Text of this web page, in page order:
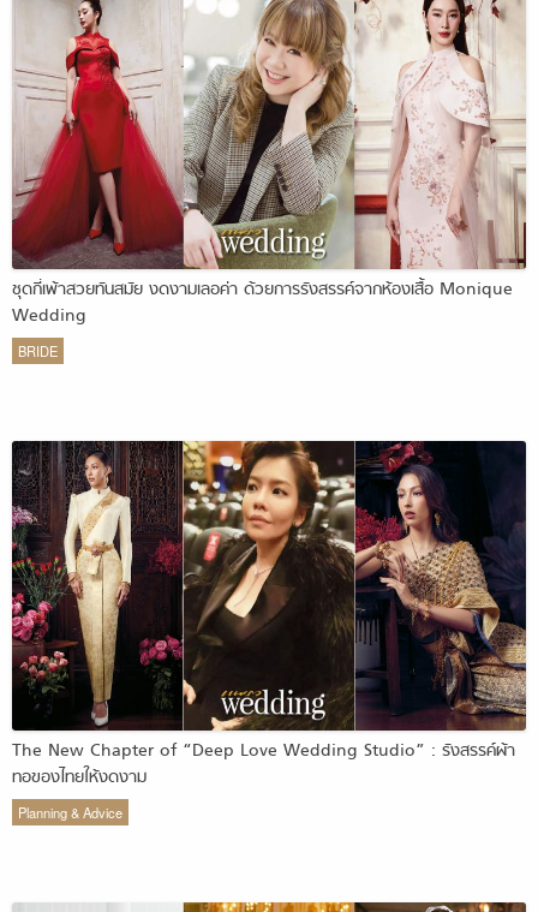
ชุดกี่เพ้าสวยทันสมัย งดงามเลอค่า ด้วยการรังสรรค์จากห้องเสื้อ Monique
Wedding
BRIDE
The New Chapter of “Deep Love Wedding Studio” : รังสรรค์ผ้า
ทอของไทยให้งดงาม
Planning & Advice